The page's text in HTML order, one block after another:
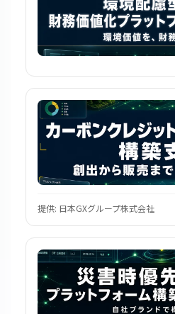
提供: 日本GXグループ株式会社